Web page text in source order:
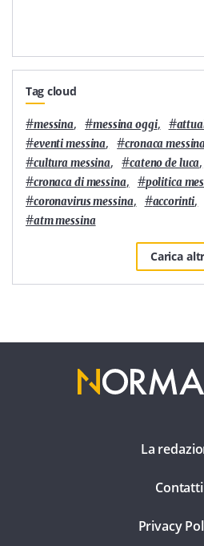
Tag cloud
#messina, #messina oggi, #
#eventi messina, #cronaca
#cultura messina, #cateno de luca,
#cronaca di messina, #politica
#coronavirus messina, #accorinti,
#atm messina
Carica
La
Contatti
Privacy